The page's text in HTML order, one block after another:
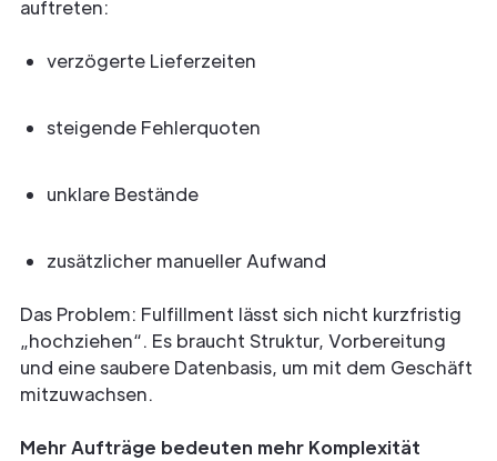
auftreten:
verzögerte Lieferzeiten
steigende Fehlerquoten
unklare Bestände
zusätzlicher manueller Aufwand
Das Problem: Fulfillment lässt sich nicht kurzfristig
„hochziehen“. Es braucht Struktur, Vorbereitung
und eine saubere Datenbasis, um mit dem Geschäft
mitzuwachsen.
Mehr Aufträge bedeuten mehr Komplexität